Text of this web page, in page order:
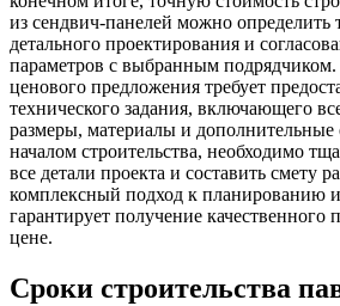
из сендвич-панелей можно определить
детального проектирования и
параметров с выбранным
ценового предложения требует
технического задания, включающего
размеры, материалы и
началом строительства, необходимо
все детали проекта и составить смету
комплексный подход к планированию
гарантирует получение качественного
цене.
Сроки строительства